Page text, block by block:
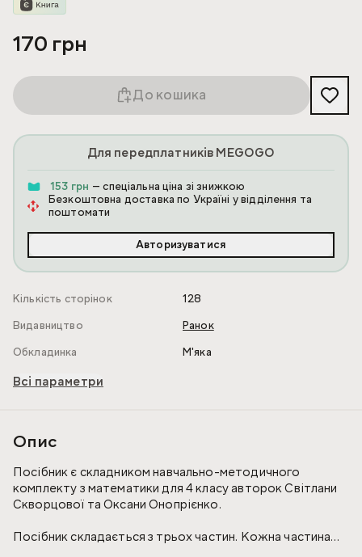
170 грн
До кошика
Для передплатників MEGOGO
153 грн — спеціальна ціна зі знижкою
Безкоштовна доставка по Україні у відділення та
поштомати
Авторизуватися
Кількість сторінок
128
Видавництво
Ранок
Обкладинка
М'яка
Всі параметри
Опис
Посібник є складником навчально-методичного
комплекту з математики для 4 класу авторок Світлани
Скворцової та Оксани Онопрієнко.
Посібник складається з трьох частин. Кожна частина